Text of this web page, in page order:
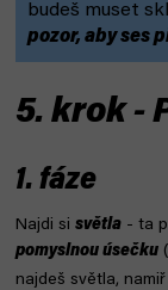
budeš muset
pozor, aby ses
5. krok -
1. fáze
Najdi si světla - ta
pomyslnou úsečku
najdeš světla,